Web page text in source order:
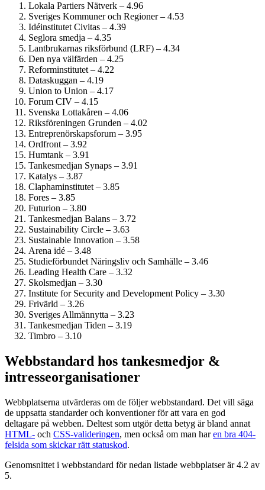
Lokala Partiers Nätverk – 4.96
Sveriges Kommuner och Regioner – 4.53
Idéinstitutet Civitas – 4.39
Seglora smedja – 4.35
Lantbrukarnas riksförbund (LRF) – 4.34
Den nya välfärden – 4.25
Reform­institutet – 4.22
Dataskuggan – 4.19
Union to Union – 4.17
Forum CIV – 4.15
Svenska Lottakåren – 4.06
Riksföreningen Grunden – 4.02
Entreprenörskaps­forum – 3.95
Ordfront – 3.92
Humtank – 3.91
Tankesmedjan Synaps – 3.91
Katalys – 3.87
Clapham­institutet – 3.85
Fores – 3.85
Futurion – 3.80
Tankesmedjan Balans – 3.72
Sustainability Circle – 3.63
Sustainable Innovation – 3.58
Arena idé – 3.48
Studie­förbundet Näringsliv och Samhälle – 3.46
Leading Health Care – 3.32
Skolsmedjan – 3.30
Institute for Security and Development Policy – 3.30
Frivärld – 3.26
Sveriges Allmännytta – 3.23
Tankesmedjan Tiden – 3.19
Timbro – 3.10
Webbstandard hos tankesmedjor &
intresseorganisationer
Webbplatserna utvärderas om de följer webbstandard. Det vill säga
de uppsatta standarder och konventioner för att vara en god
deltagare på webben. Deltest som utgör detta betyg är bland annat
HTML- och CSS-valideringen, men också om man haren bra 404-
felsida som skickar rätt statuskod.
Genomsnittet i webbstandard för nedan listade webbplatser är 4.2 av
5.